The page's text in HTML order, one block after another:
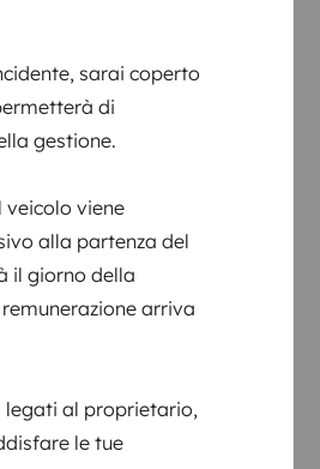
sarai coperto
di
gestione.
veicolo viene
alla partenza del
il giorno della
arriva
legati al proprietario,
le tue